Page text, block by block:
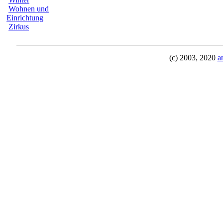
Wohnen und
Einrichtung
Zirkus
(c) 2003, 2020